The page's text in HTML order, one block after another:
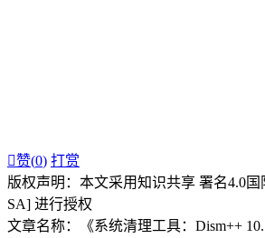
赞(0) 打赏
版权声明：本文采用知识共享 署名4.0
SA] 进行授权
文章名称：《系统清理工具：Dism++